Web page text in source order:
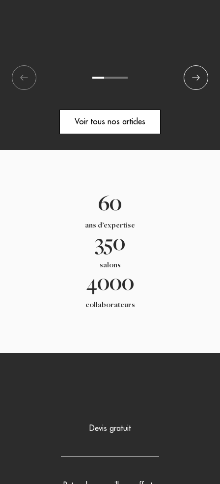
Suivant
Voir tous nos articles
60
ans d’expertise
350
salons
4000
collaborateurs
Devis gratuit